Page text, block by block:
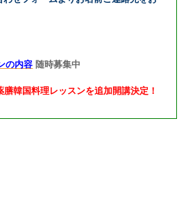
の内容 随時募集中
韓国料理レッスンを追加開講決定！